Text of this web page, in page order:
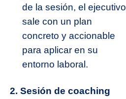
de la sesión, el ejecutivo
sale con un plan
concreto y accionable
para aplicar en su
entorno laboral.
2. Sesión de coaching